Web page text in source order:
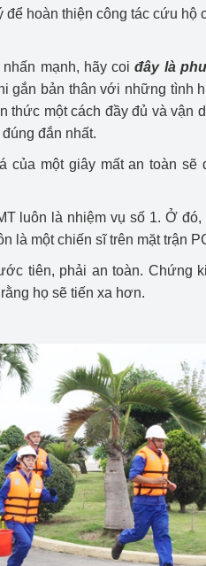
hoàn thiện công tác cứu hộ
nhấn mạnh, hãy coiđây là
gắn bản thân với những tình
thức một cách đầy đủ và vận
đắn nhất.
của một giây mất an toàn sẽ
luôn là nhiệm vụ số 1. Ở đó,
là một chiến sĩ trên mặt trận
tiên, phải an toàn. Chứng
họ sẽ tiến xa hơn.